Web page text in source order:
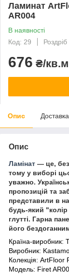
Ламинат
AR004
В наявності
Код: 29
Роздріб
676 ₴/кв.м
Опис Доставка
Опис
Ламінат — це,
тому у виборі
уважно.
пропозицій та
представили в
будь-який
глутті. Гарна
його
Країна-виробник:
Виробник:
Колекція: ArtFloor
Модель: Firet